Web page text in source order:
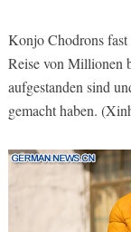
Konjo Chodrons fast
Reise von Millionen
aufgestanden sind
gemacht haben.